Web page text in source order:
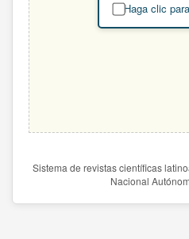
Haga clic
Sistema de revistas científicas
Nacional